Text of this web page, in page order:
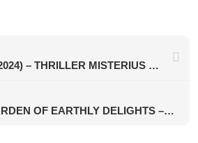
BLINK TWICE (2024) – THRILLER MISTERIUS YANG BIKIN PENASARAN TERUS
ARKIPEL GARDEN OF EARTHLY DELIGHTS – 11TH JAKARTA INTERNATIONAL DOCUMENTARY & EXPERIMENTAL FILM FESTIVAL 2024 AKAN DIHELAT PADA 14 AGUSTUS – 1 SEPTEMBER 2024